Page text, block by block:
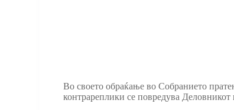
Во своето обраќање во Собранието
контрареплики се повредува Деловникот